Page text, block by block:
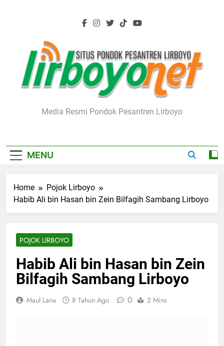
Lirboyo.net
Media Resmi Pondok Pesantren Lirboyo
MENU
Home
Pojok Lirboyo
Habib Ali bin Hasan bin Zein Bilfagih Sambang Lirboyo
POJOK LIRBOYO
Habib Ali bin Hasan bin Zein
Bilfagih Sambang Lirboyo
Maul Lana 8 Tahun Ago 0 2 Mins